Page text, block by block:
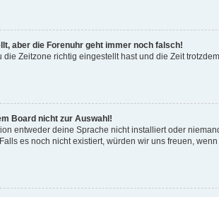
aber die Forenuhr geht immer noch falsch!
Zeitzone richtig eingestellt hast und die Zeit
Board nicht zur Auswahl!
entweder deine Sprache nicht installiert oder
es noch nicht existiert, würden wir uns freuen,